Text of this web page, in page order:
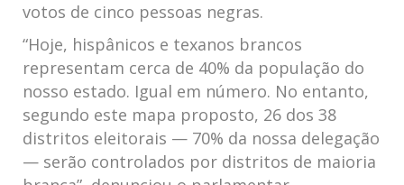
votos de cinco pessoas negras.
“Hoje, hispânicos e texanos brancos
representam cerca de 40% da população do
nosso estado. Igual em número. No entanto,
segundo este mapa proposto, 26 dos 38
distritos eleitorais — 70% da nossa delegação
— serão controlados por distritos de maioria